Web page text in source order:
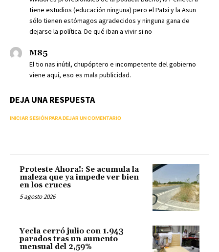
tiene estudios (educación ninguna) pero el Patxi y la Asun
sólo tienen estómagos agradecidos y ninguna gana de
dejarse la política. De qué iban a vivir si no
M85
El tio nas inútil, chupóptero e incompetente del gobierno
viene aquí, eso es mala publicidad.
DEJA UNA RESPUESTA
INICIAR SESIÓN PARA DEJAR UN COMENTARIO
Proteste Ahora!: Se acumula la
maleza que ya impede ver bien
en los cruces
5 agosto 2026
Yecla cerró julio con 1.943
parados tras un aumento
mensual del 2,59%